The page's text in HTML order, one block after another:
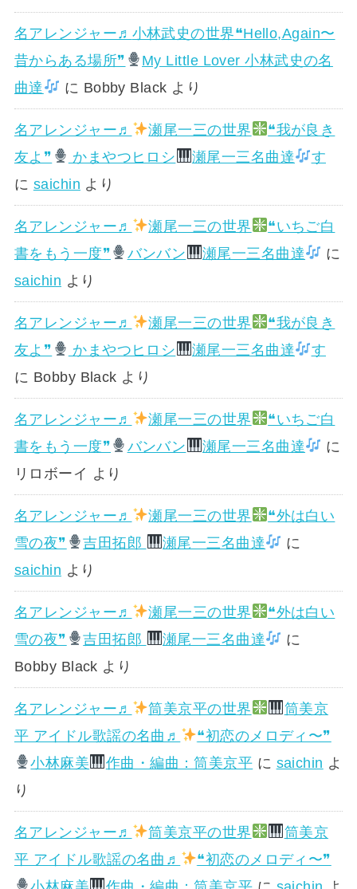
名アレンジャー♬ 小林武史の世界❝Hello,Again〜
昔からある場所❞
My Little Lover 小林武史の名
曲達
に Bobby Black より
名アレンジャー♬ 瀬尾一三の世界
❝我が良き
友よ❞
かまやつヒロシ 瀬尾一三名曲達
す
に saichin より
名アレンジャー♬ 瀬尾一三の世界
❝いちご白
書をもう一度❞
バンバン 瀬尾一三名曲達
に
saichin より
名アレンジャー♬ 瀬尾一三の世界
❝我が良き
友よ❞
かまやつヒロシ 瀬尾一三名曲達
す
に Bobby Black より
名アレンジャー♬ 瀬尾一三の世界
❝いちご白
書をもう一度❞
バンバン 瀬尾一三名曲達
に
リロボーイ より
名アレンジャー♬ 瀬尾一三の世界
❝外は白い
雪の夜❞
吉田拓郎 瀬尾一三名曲達
に
saichin より
名アレンジャー♬ 瀬尾一三の世界
❝外は白い
雪の夜❞
吉田拓郎 瀬尾一三名曲達
に
Bobby Black より
名アレンジャー♬ 筒美京平の世界
筒美京
平 アイドル歌謡の名曲♬
❝初恋のメロディ〜❞
小林麻美
作曲・編曲：筒美京平 に saichin よ
り
名アレンジャー♬ 筒美京平の世界
筒美京
平 アイドル歌謡の名曲♬
❝初恋のメロディ〜❞